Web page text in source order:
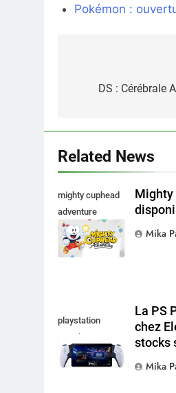
Pokémon :
DS : Cérébrale
Related News
mighty cuphead
adventure
nintendo switch
Mighty
Mika
playstation
portal pro
La PS
chez
stocks
Mika